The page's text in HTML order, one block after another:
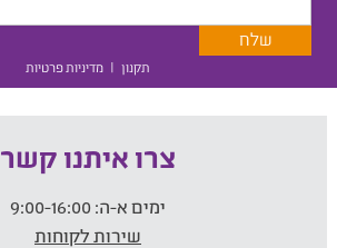
תקנון | מדיניות פרטיות
צרו איתנו קשר
ימים א-ה:
שירות לקוחות